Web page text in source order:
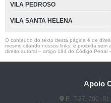
VILA PEDROSO
VILA SANTA HELENA
O conteúdo do texto desta página é de
mesmo citando nossos links, é proibida sem
direito autoral – artigo 184 do Código Penal
Apoio
R. T-27, 700 -